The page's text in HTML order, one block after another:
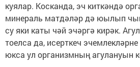
куялар. Косканда, эч киткәндә
минераль матдәләр дә юылып
су яки каты чәй эчәргә кирәк.
тоелса да, исерткеч
юкса ул организмның агулануын